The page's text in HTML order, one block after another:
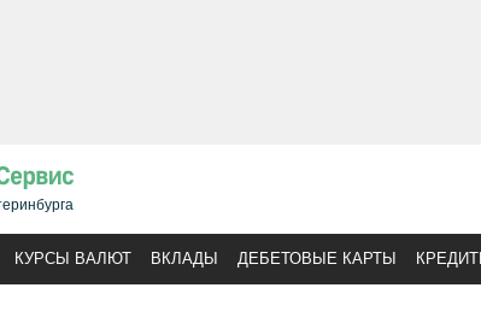
КУРСЫ ВАЛЮТ ВКЛАДЫ ДЕБЕТОВЫЕ КАРТЫ